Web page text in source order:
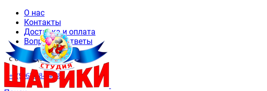
О нас
Контакты
Доставка и оплата
Вопросы и ответы
с 09-00 до 20-00
+7(906)468-44-48